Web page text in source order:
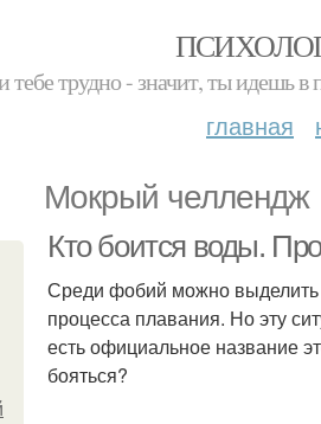
тебе трудно - значит, ты идешь
главная
Мокрый челлендж
Кто боится воды.
Среди фобий можно выделить
процесса плавания. Но эту
есть официальное название
бояться?